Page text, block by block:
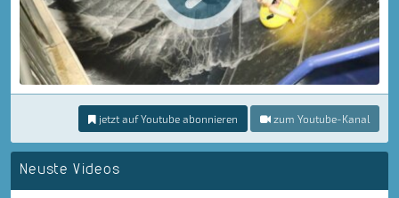
jetzt auf Youtube abonnieren zum Youtube-Kanal
Neuste Videos